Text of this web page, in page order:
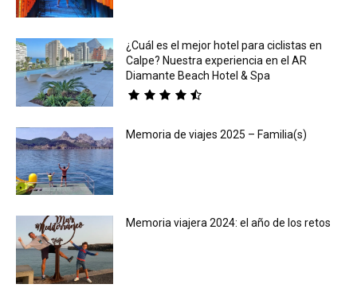
¿Cuál es el mejor hotel para ciclistas en
Calpe? Nuestra experiencia en el AR
Diamante Beach Hotel & Spa
Memoria de viajes 2025 – Familia(s)
Memoria viajera 2024: el año de los retos